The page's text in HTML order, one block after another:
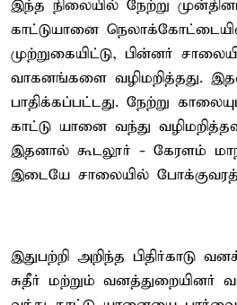
இந்த நிலையில் நேற்று
காட்டுயானை
முற்றுகையிட்டு, பின்னர்
வாகனங்களை வழிமறித்தது.
பாதிக்கப்பட்டது. நேற்று
காட்டு யானை வந்து
இதனால் கூடலூர் - கேரளம்
இடையே சாலையில்
இதுபற்றி அறிந்த பிதிர்காடு
சுதீர் மற்றும் வனத்துறையினர்